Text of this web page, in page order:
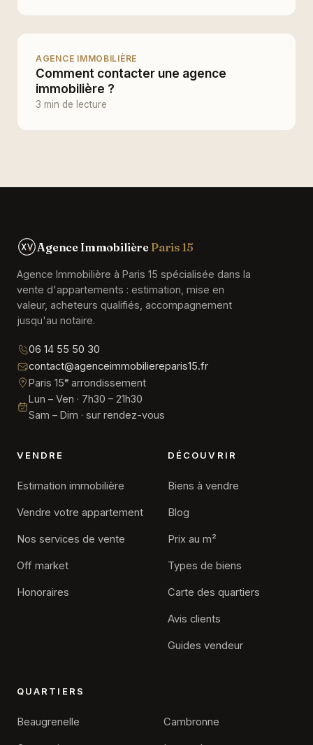
AGENCE IMMOBILIÈRE
Comment contacter une agence
immobilière ?
3 min de lecture
Agence Immobilière Paris 15
Agence Immobilière à Paris 15 spécialisée dans la
vente d'appartements : estimation, mise en
valeur, acheteurs qualifiés, accompagnement
jusqu'au notaire.
06 14 55 50 30
contact@agenceimmobiliereparis15.fr
Paris 15ᵉ arrondissement
Lun – Ven · 7h30 – 21h30
Sam – Dim · sur rendez-vous
VENDRE
Estimation immobilière
Vendre votre appartement
Nos services de vente
Off market
Honoraires
DÉCOUVRIR
Biens à vendre
Blog
Prix au m²
Types de biens
Carte des quartiers
Avis clients
Guides vendeur
QUARTIERS
Beaugrenelle Cambronne